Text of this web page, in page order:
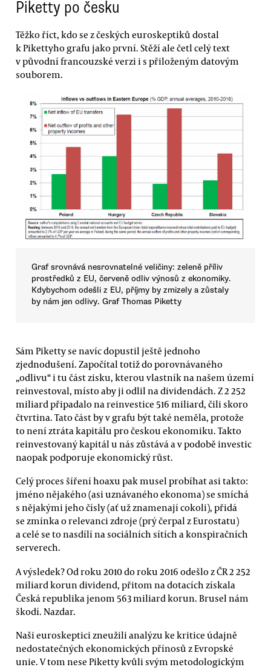
Piketty po česku
Těžko říct, kdo se z českých euroskeptiků dostal
k Pikettyho grafu jako první. Stěží ale četl celý text
v původní francouzské verzi i s přiloženým datovým
souborem.
Graf srovnává nesrovnatelné veličiny: zeleně příliv
prostředků z EU, červeně odliv výnosů z ekonomiky.
Kdybychom odešli z EU, příjmy by zmizely a zůstaly
by nám jen odlivy. Graf Thomas Piketty
Sám Piketty se navíc dopustil ještě jednoho
zjednodušení. Započítal totiž do porovnávaného
„odlivu“ i tu část zisku, kterou vlastník na našem území
reinvestoval, místo aby ji odlil na dividendách. Z 2 252
miliard připadalo na reinvestice 516 miliard, čili skoro
čtvrtina. Tato část by v grafu být také neměla, protože
to není ztráta kapitálu pro českou ekonomiku. Takto
reinvestovaný kapitál u nás zůstává a v podobě investic
naopak podporuje ekonomický růst.
Celý proces šíření hoaxu pak musel probíhat asi takto:
jméno nějakého (asi uznávaného ekonoma) se smíchá
s nějakými jeho čísly (ať už znamenají cokoli), přidá
se zmínka o relevanci zdroje (prý čerpal z Eurostatu)
a celé se to nasdílí na sociálních sítích a konspiračních
serverech.
A výsledek? Od roku 2010 do roku 2016 odešlo z ČR 2 252
miliard korun dividend, přitom na dotacích získala
Česká republika jenom 563 miliard korun. Brusel nám
škodí. Nazdar.
Naši euroskeptici zneužili analýzu ke kritice údajně
nedostatečných ekonomických přínosů z Evropské
unie. V tom nese Piketty kvůli svým metodologickým